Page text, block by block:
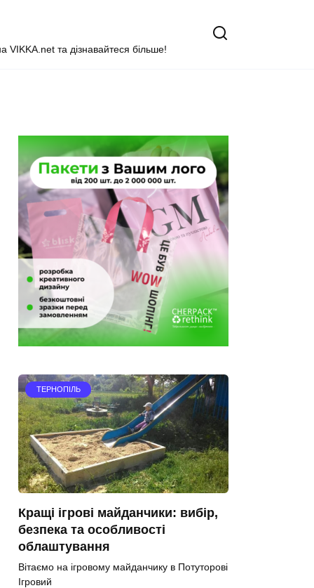
VIKKA.net та дізнавайтеся більше!
ТЕРНОПІЛЬ
Кращі ігрові майданчики: вибір,
безпека та особливості
облаштування
Вітаємо на ігровому майданчику в Потуторові
Ігровий